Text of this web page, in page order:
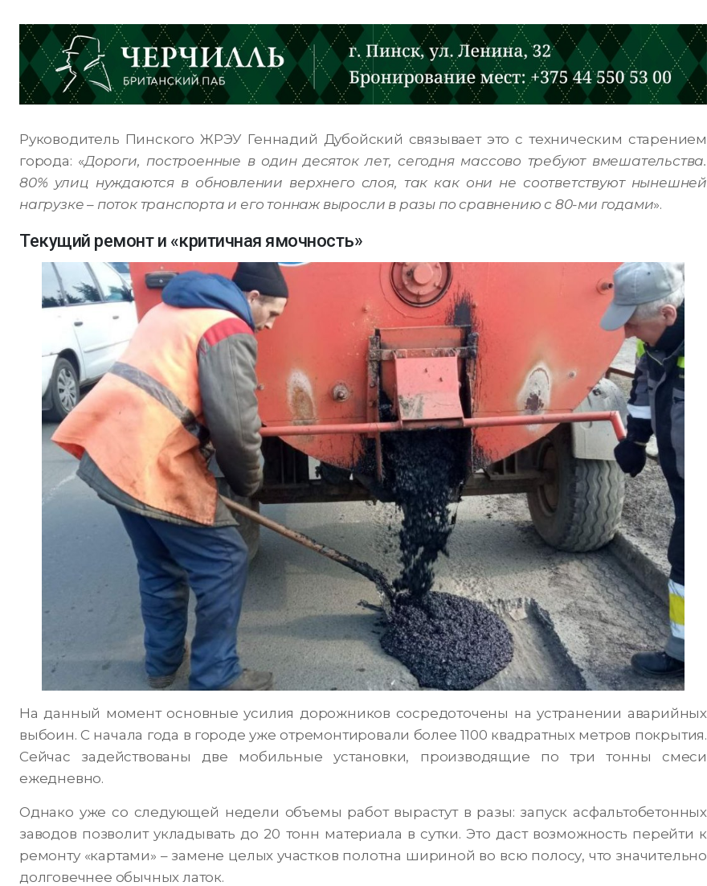
Руководитель Пинского ЖРЭУ Геннадий Дубойский связывает это с техническим старением
города: «Дороги, построенные в один десяток лет, сегодня массово требуют вмешательства.
80% улиц нуждаются в обновлении верхнего слоя, так как они не соответствуют нынешней
нагрузке – поток транспорта и его тоннаж выросли в разы по сравнению с 80-ми годами».
Текущий ремонт и «критичная ямочность»
На данный момент основные усилия дорожников сосредоточены на устранении аварийных
выбоин. С начала года в городе уже отремонтировали более 1100 квадратных метров покрытия.
Сейчас задействованы две мобильные установки, производящие по три тонны смеси
ежедневно.
Однако уже со следующей недели объемы работ вырастут в разы: запуск асфальтобетонных
заводов позволит укладывать до 20 тонн материала в сутки. Это даст возможность перейти к
ремонту «картами» – замене целых участков полотна шириной во всю полосу, что значительно
долговечнее обычных латок.